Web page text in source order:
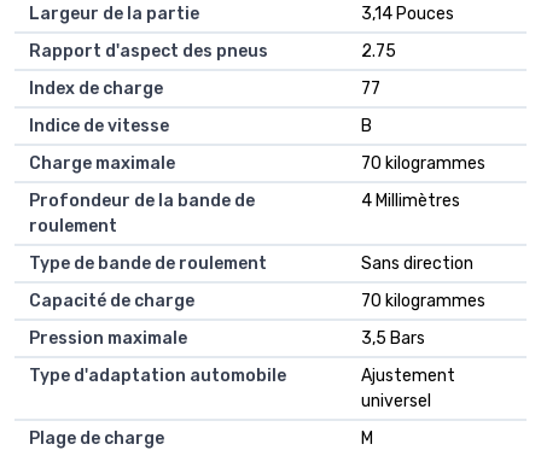
Largeur de la partie
3,14 Pouces
Rapport d'aspect des pneus
2.75
Index de charge
77
Indice de vitesse
B
Charge maximale
70 kilogrammes
Profondeur de la bande de
roulement
4 Millimètres
Type de bande de roulement
Sans direction
Capacité de charge
70 kilogrammes
Pression maximale
3,5 Bars
Type d'adaptation automobile
Ajustement
universel
Plage de charge
M